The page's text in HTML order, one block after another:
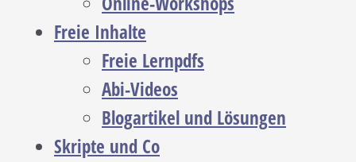
Freie Inhalte
Freie Lernpdfs
Abi-Videos
Blogartikel und Lösungen
Skripte und Co